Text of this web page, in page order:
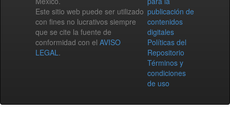
Este sitio web puede ser utilizado
con fines no lucrativos siempre
que se cite la fuente de
conformidad con el AVISO
LEGAL.
publicación de
contenidos
digitales
Políticas del
Repositorio
Términos y
condiciones
de uso